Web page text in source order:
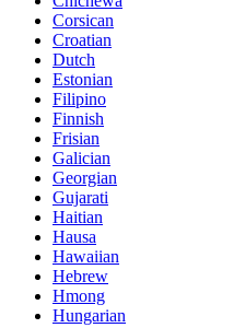
Corsican
Croatian
Dutch
Estonian
Filipino
Finnish
Frisian
Galician
Georgian
Gujarati
Haitian
Hausa
Hawaiian
Hebrew
Hmong
Hungarian